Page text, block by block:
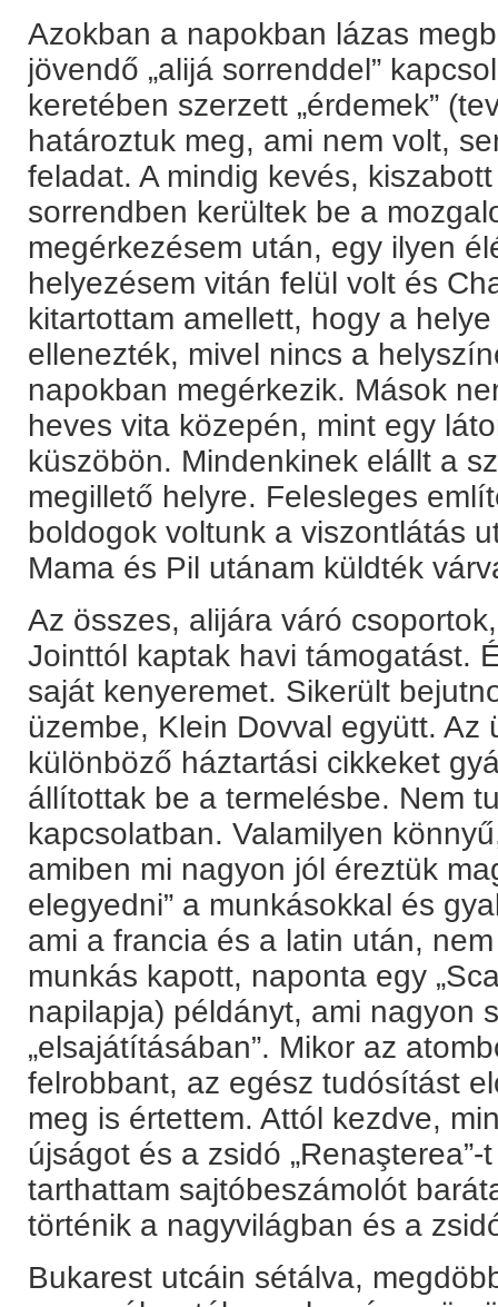
Azokban a napokban lázas
jövendő „alijá sorrenddel”
keretében szerzett „érdemek”
határoztuk meg, ami nem volt,
feladat. A mindig kevés,
sorrendben kerültek be a
megérkezésem után, egy ilyen
helyezésem vitán felül volt és
kitartottam amellett, hogy a
ellenezték, mivel nincs a
napokban megérkezik. Mások
heves vita közepén, mint egy
küszöbön. Mindenkinek elállt a
megillető helyre. Felesleges
boldogok voltunk a viszontlátás
Mama és Pil utánam küldték
Az összes, alijára váró
Jointtól kaptak havi támogatást.
saját kenyeremet. Sikerült
üzembe, Klein Dovval együtt. Az
különböző háztartási cikkeket
állítottak be a termelésbe. Nem
kapcsolatban. Valamilyen
amiben mi nagyon jól éreztük
elegyedni” a munkásokkal és
ami a francia és a latin után,
munkás kapott, naponta egy
napilapja) példányt, ami nagyon
„elsajátításában”. Mikor az
felrobbant, az egész tudósítást
meg is értettem. Attól kezdve,
újságot és a zsidó
tarthattam sajtóbeszámolót
történik a nagyvilágban és a
Bukarest utcáin sétálva,